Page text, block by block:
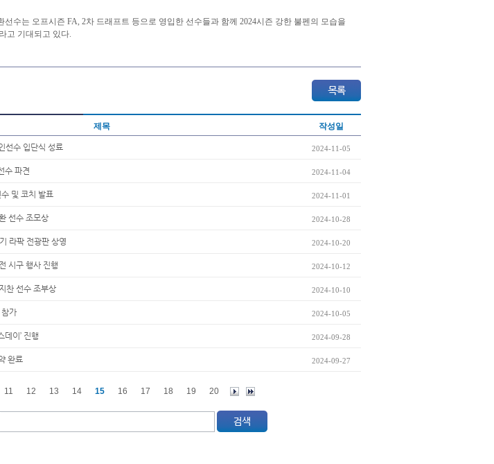
수는 오프시즌 FA, 2차 드래프트 등으로 영입한 선수들과 함께 2024시즌 강한 불펜의 모습을
고 기대되고 있다.
제목 작성일
선수 입단식 성료 2024-11-05
수 파견 2024-11-04
및 코치 발표 2024-11-01
선수 조모상 2024-10-28
라팍 전광판 상영 2024-10-20
시구 행사 진행 2024-10-12
찬 선수 조부상 2024-10-10
가 2024-10-05
데이’ 진행 2024-09-28
완료 2024-09-27
11 12 13 14 15 16 17 18 19 20